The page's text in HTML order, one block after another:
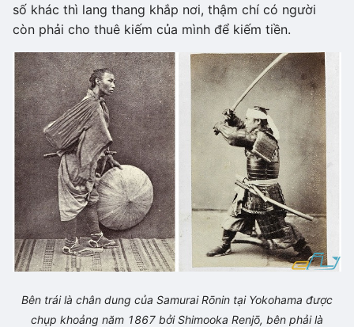
số khác thì lang thang khắp nơi, thậm chí có người
còn phải cho thuê kiếm của mình để kiếm tiền.
Bên trái là chân dung của Samurai Rōnin tại Yokohama được
chụp khoảng năm 1867 bởi Shimooka Renjō, bên phải là